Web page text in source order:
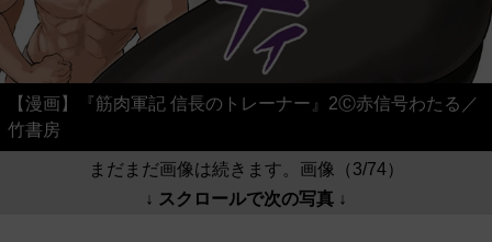
【漫画】『筋肉軍記 信長のトレーナー』2Ⓒ赤信号わたる／
竹書房
まだまだ画像は続きます。画像（3/74）
↓ スクロールで次の写真 ↓